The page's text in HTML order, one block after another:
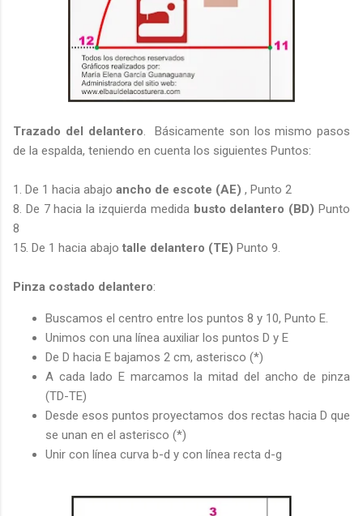
Trazado del delantero. Básicamente son los mismo pasos
de la espalda, teniendo en cuenta los siguientes Puntos:
1. De 1 hacia abajo ancho de escote (AE) , Punto 2
8. De 7 hacia la izquierda medida busto delantero (BD) Punto
8
15. De 1 hacia abajo talle delantero (TE) Punto 9.
Pinza costado delantero:
Buscamos el centro entre los puntos 8 y 10, Punto E.
Unimos con una línea auxiliar los puntos D y E
De D hacia E bajamos 2 cm, asterisco (*)
A cada lado E marcamos la mitad del ancho de pinza
(TD-TE)
Desde esos puntos proyectamos dos rectas hacia D que
se unan en el asterisco (*)
Unir con línea curva b-d y con línea recta d-g